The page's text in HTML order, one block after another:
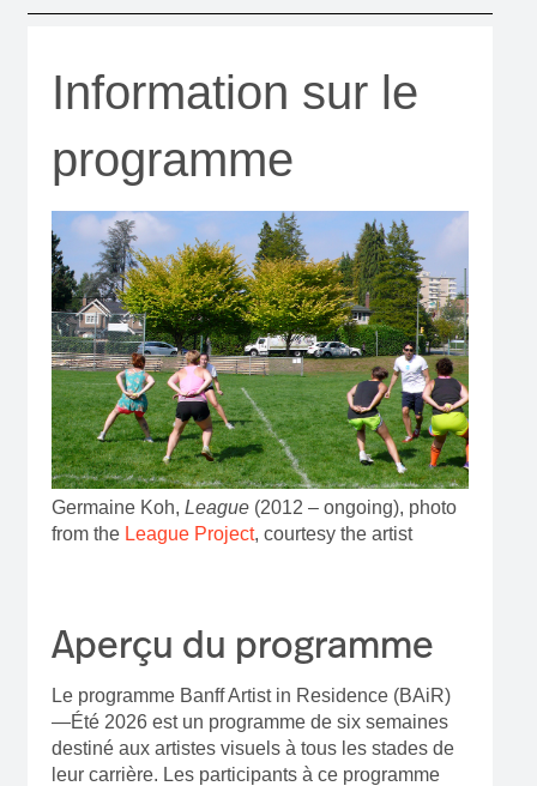
Information sur le
programme
Germaine Koh, League (2012 – ongoing), photo
from the League Project, courtesy the artist
Aperçu du programme
Le programme Banff Artist in Residence (BAiR)
—Été 2026 est un programme de six semaines
destiné aux artistes visuels à tous les stades de
leur carrière. Les participants à ce programme